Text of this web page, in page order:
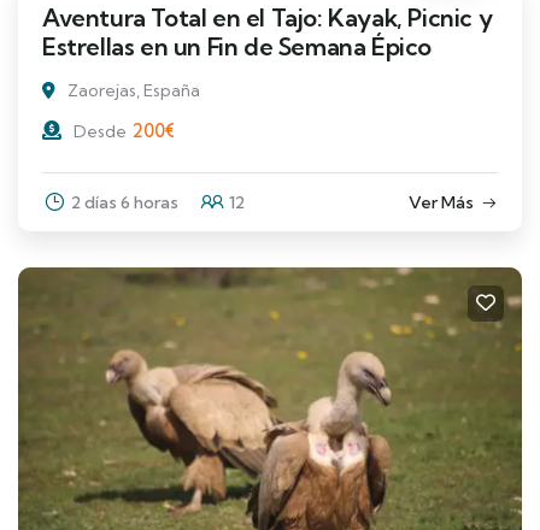
Aventura Total en el Tajo: Kayak, Picnic y
Estrellas en un Fin de Semana Épico
Zaorejas, España
Desde 200€
2 días 6 horas 12 Ver Más